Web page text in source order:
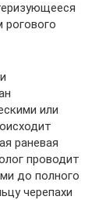
рогового
или
раневая
проводит
до полного
черепахи